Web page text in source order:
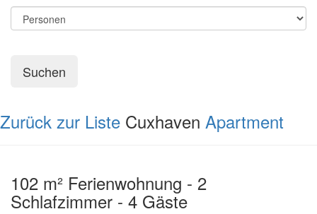
Suchen
Zurück zur Liste Cuxhaven Apartment
102 m² Ferienwohnung - 2
Schlafzimmer - 4 Gäste